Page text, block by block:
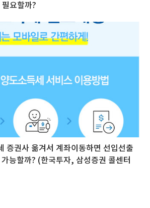
요할까?
증권사 옮겨서 계좌이동하면 선입선출
능할까? (한국투자, 삼성증권 콜센터